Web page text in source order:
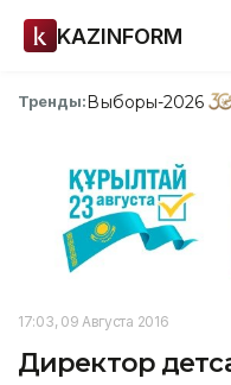
KAZINFORM
Тренды:Выборы-2026
17:03, 09 Августа 2016
Директор